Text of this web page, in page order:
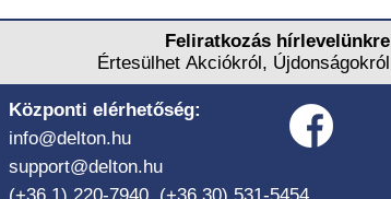
Feliratkozás hírlevelünkre
Értesülhet Akciókról, Újdonságokról
Központi elérhetőség:
info@delton.hu
support@delton.hu